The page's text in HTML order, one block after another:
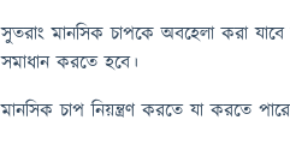
সুতরাং মানসিক চাপকে অবহেলা করা
সমাধান করতে হবে।
মানসিক চাপ নিয়ন্ত্রণ করতে যা করতে